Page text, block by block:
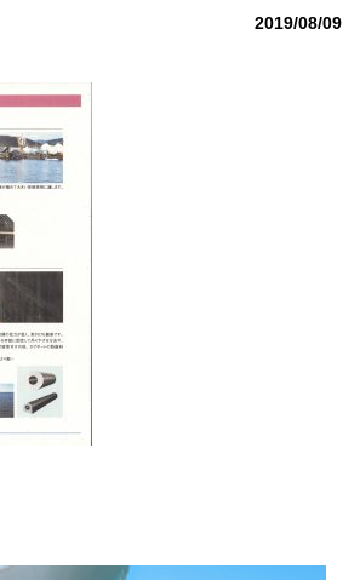
2019/08/09